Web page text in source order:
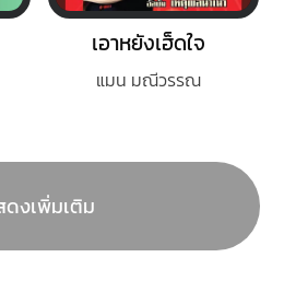
เอาหยังเฮ็ดใจ
แมน มณีวรรณ
ดงเพิ่มเติม